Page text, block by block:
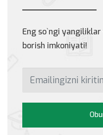
Eng so`ngi
borish imkoniyati!